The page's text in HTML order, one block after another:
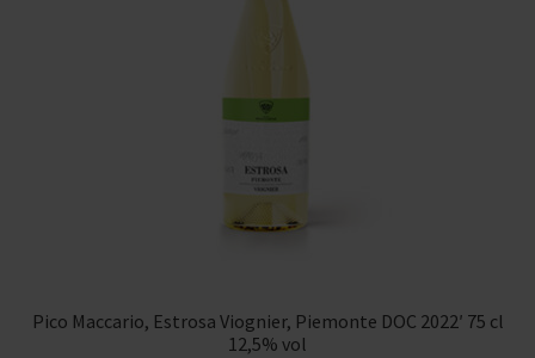
Pico Maccario, Estrosa Viognier, Piemonte DOC 2022′ 75 cl
12,5% vol